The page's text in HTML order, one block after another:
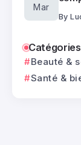
Mar
By
Catégories
Beauté &
Santé &